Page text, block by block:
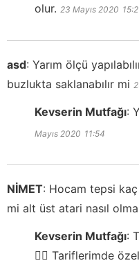
olur. 23 Mayıs 2020
asd: Yarım ölçü
buzlukta saklanabılır mi
Kevserin Mutfağı:
Mayıs 2020 11:54
NİMET: Hocam tepsi kaç
mi alt üst atari nasıl
Kevserin Mutfağı:
👍🏻 Tariflerimde